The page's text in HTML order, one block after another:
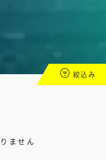
絞込み
ません